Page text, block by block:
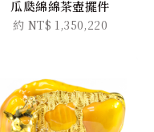
瓜瓞綿綿茶壺擺件
約 NT$ 1,350,220